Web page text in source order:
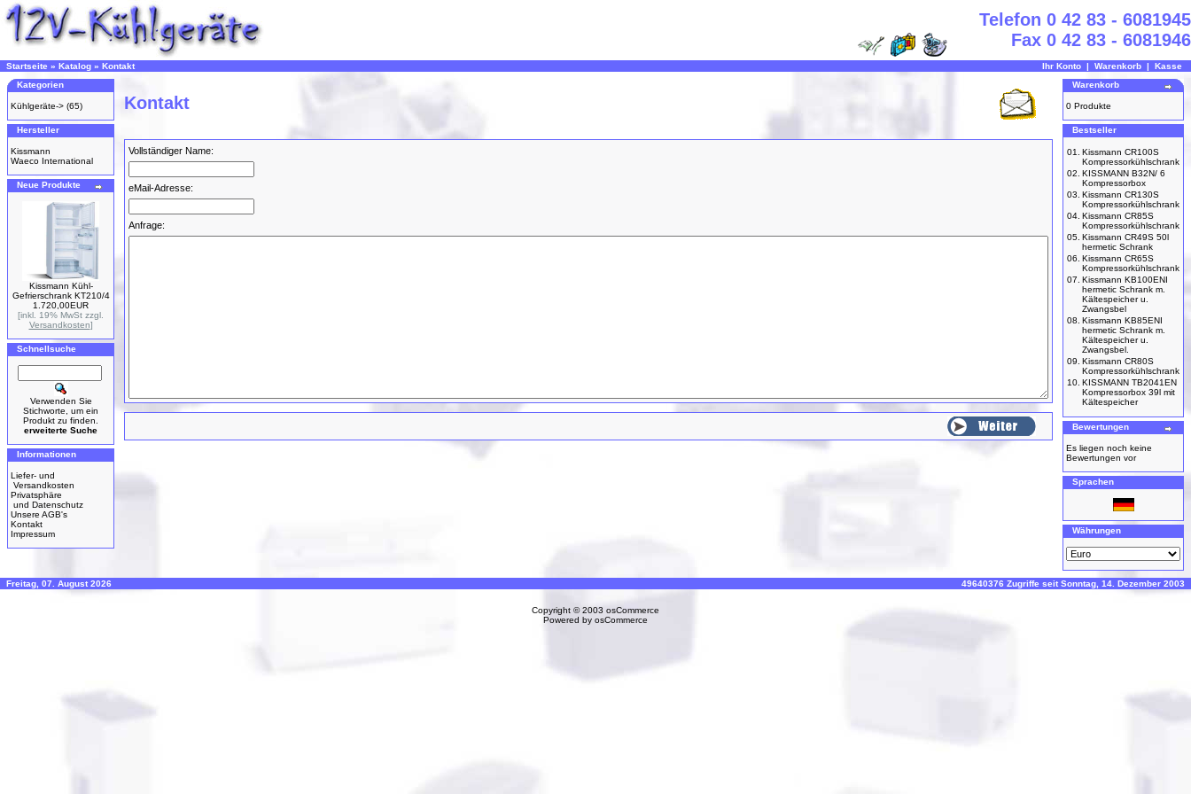
Telefon 0 42 83 - 6081945
Fax 0 42 83 - 6081946
Startseite » Katalog » Kontakt Ihr Konto | Warenkorb | Kasse
Kategorien
Kühlgeräte-> (65)
Hersteller
Kissmann
Waeco International
Neue Produkte
Kissmann Kühl-
Gefrierschrank KT210/4
1.720,00EUR
[inkl. 19% MwSt zzgl.
Versandkosten]
Schnellsuche
Verwenden Sie
Stichworte, um ein
Produkt zu finden.
erweiterte Suche
Informationen
Liefer- und
Versandkosten
Privatsphäre
und Datenschutz
Unsere AGB's
Kontakt
Impressum
Kontakt
Vollständiger Name:
eMail-Adresse:
Anfrage:
Warenkorb
0 Produkte
Bestseller
01.
Kissmann CR100S
Kompressorkühlschrank
02. KISSMANN B32N/ 6
Kompressorbox
03. Kissmann CR130S
Kompressorkühlschrank
04. Kissmann CR85S
Kompressorkühlschrank
05. Kissmann CR49S 50l
hermetic Schrank
06. Kissmann CR65S
Kompressorkühlschrank
07. Kissmann KB100ENI
hermetic Schrank m.
Kältespeicher u.
Zwangsbel
08. Kissmann KB85ENI
hermetic Schrank m.
Kältespeicher u.
Zwangsbel.
09. Kissmann CR80S
Kompressorkühlschrank
10. KISSMANN TB2041EN
Kompressorbox 39l mit
Kältespeicher
Bewertungen
Es liegen noch keine
Bewertungen vor
Sprachen
Währungen
Freitag, 07. August 2026 49640376 Zugriffe seit Sonntag, 14. Dezember 2003
Copyright © 2003 osCommerce
Powered by osCommerce